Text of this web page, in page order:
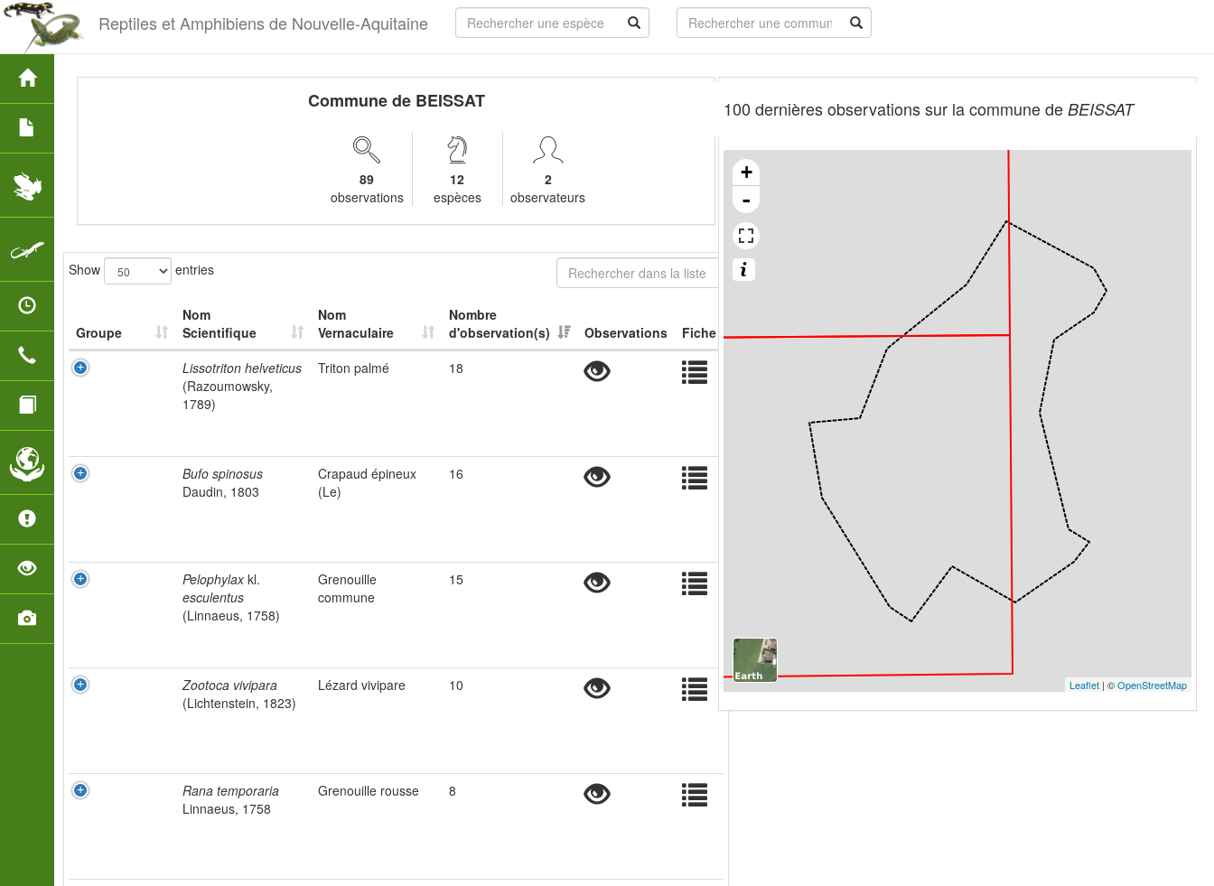
Reptiles et Amphibiens de Nouvelle-Aquitaine
Commune de BEISSAT
89
observations
12
espèces
2
observateurs
Show entries
Groupe
Nom
Scientifique
Nom
Vernaculaire
Nombre
d'observation(s)
Observations
Fiche
Lissotriton helveticus
(Razoumowsky,
1789)
Triton palmé 18
Bufo spinosus
Daudin, 1803
Crapaud épineux
(Le)
16
Pelophylaxkl.
esculentus
(Linnaeus, 1758)
Grenouille
commune
15
Zootoca vivipara
(Lichtenstein, 1823)
Lézard vivipare 10
Rana temporaria
Linnaeus, 1758
Grenouille rousse 8
100 dernières observations sur la commune de BEISSAT
+
-
Leaflet| ©OpenStreetMap